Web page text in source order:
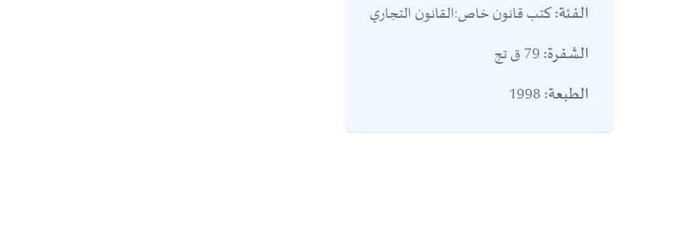
الفئة:كتب قانون خاص:القانون التجاري
الشفرة:
الطبعة: